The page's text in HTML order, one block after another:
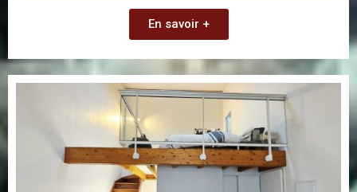
En savoir +